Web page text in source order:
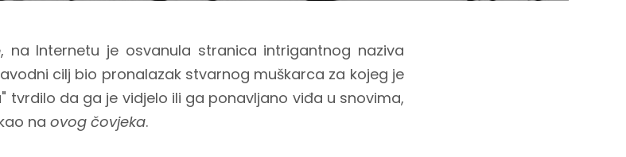
na Internetu je osvanula stranica intrigantnog naziva
cilj bio pronalazak stvarnog muškarca za kojeg je
tvrdilo da ga je vidjelo ili ga ponavljano viđa u snovima,
na ovog čovjeka.